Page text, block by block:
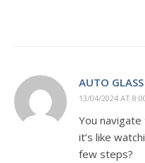
AUTO
13/04/2024 AT
You
it’s like
few steps?